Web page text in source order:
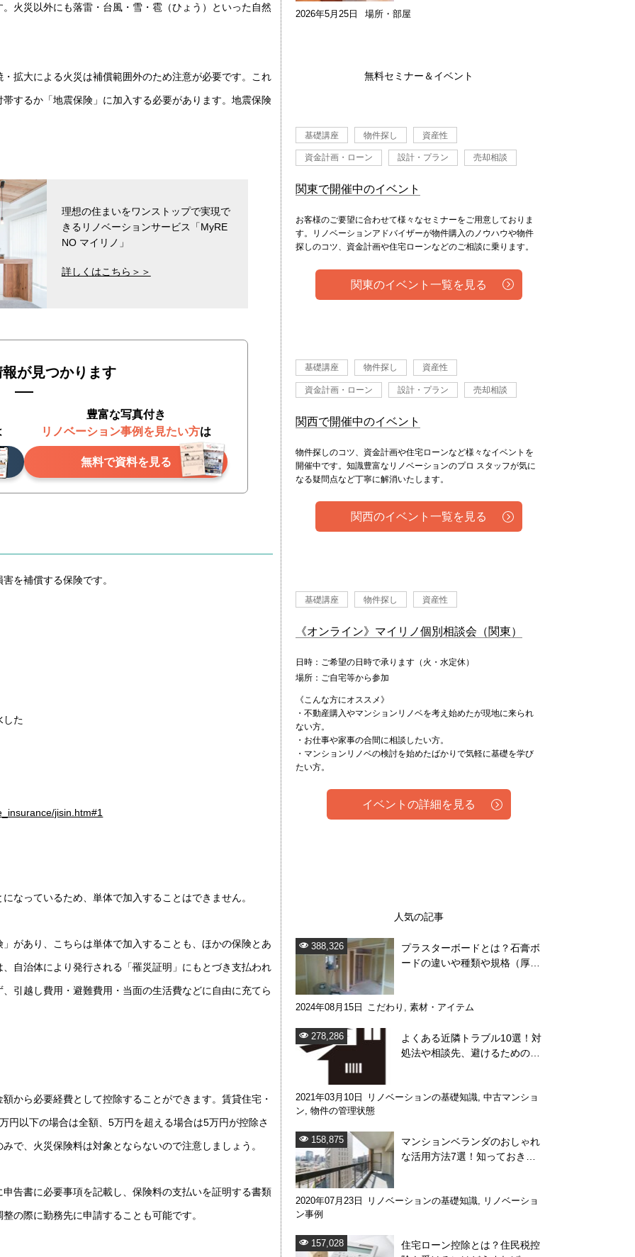
火災以外にも落雷・台風・雪・雹（ひょう）といった自然
拡大による火災は補償範囲外のため注意が必要です。これ
するか「地震保険」に加入する必要があります。地震保険
理想の住まいをワンストップで実現で
きるリノベーションサービス「MyRE
NO マイリノ」
詳しくはこちら＞＞
が見つかります
豊富な写真付き
リノベーション事例を見たい方は
無料で資料を見る
を補償する保険です。
した
jisin.htm#1
なっているため、単体で加入することはできません。
があり、こちらは単体で加入することも、ほかの保険とあ
自治体により発行される「罹災証明」にもとづき支払われ
引越し費用・避難費用・当面の生活費などに自由に充てら
から必要経費として控除することができます。賃貸住宅・
円以下の場合は全額、5万円を超える場合は5万円が控除さ
で、火災保険料は対象とならないので注意しましょう。
告書に必要事項を記載し、保険料の支払いを証明する書類
の際に勤務先に申請することも可能です。
2026年5月25日 場所・部屋
無料セミナー＆イベント
基礎講座 物件探し 資産性
資金計画・ローン 設計・プラン 売却相談
関東で開催中のイベント
お客様のご要望に合わせて様々なセミナーをご用意しておりま
す。リノベーションアドバイザーが物件購入のノウハウや物件
探しのコツ、資金計画や住宅ローンなどのご相談に乗ります。
関東のイベント一覧を見る
基礎講座 物件探し 資産性
資金計画・ローン 設計・プラン 売却相談
関西で開催中のイベント
物件探しのコツ、資金計画や住宅ローンなど様々なイベントを
開催中です。知識豊富なリノベーションのプロ スタッフが気に
なる疑問点など丁寧に解消いたします。
関西のイベント一覧を見る
基礎講座 物件探し 資産性
《オンライン》マイリノ個別相談会（関東）
日時：ご希望の日時で承ります（火・水定休）
場所：ご自宅等から参加
《こんな方にオススメ》
・不動産購入やマンションリノベを考え始めたが現地に来られ
ない方。
・お仕事や家事の合間に相談したい方。
・マンションリノベの検討を始めたばかりで気軽に基礎を学び
たい方。
イベントの詳細を見る
人気の記事
プラスターボードとは？石膏ボ
ードの違いや種類や規格（厚
388,326
2024年08月15日 こだわり ,素材・アイテム
よくある近隣トラブル10選！対
処法や相談先、避けるためのポ
278,286
2021年03月10日 リノベーションの基礎知識,中古マンショ
ン, 物件の管理状態
マンションベランダのおしゃれ
な活用方法7選！知っておきた
158,875
2020年07月23日 リノベーションの基礎知識, リノベーショ
ン事例
住宅ローン控除とは？住民税控
157,028